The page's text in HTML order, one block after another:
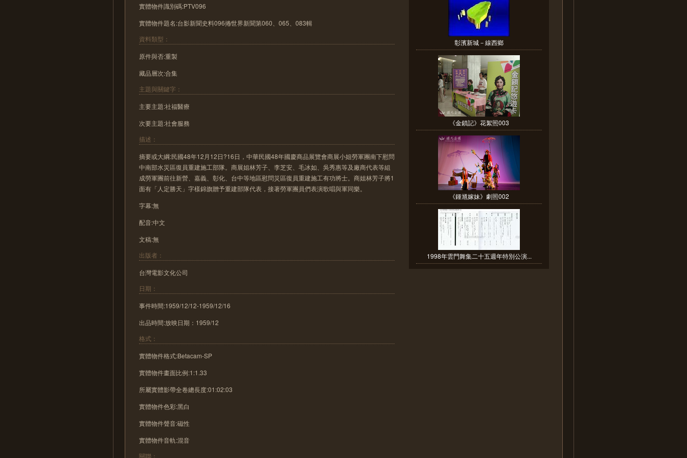
實體物件識別碼:PTV096
實體物件題名:台影新聞史料096捲∕世界新聞第060、065、083輯
資料類型：
原件與否:重製
藏品層次:合集
主題與關鍵字：
主要主題:社福醫療
次要主題:社會服務
描述：
摘要或大綱:民國48年12月12日?16日，中華民國48年國慶商品展覽會商展小姐勞軍團南下慰問
中南部水災區復員重建施工部隊。商展姐林芳子、李芝安、毛冰如、吳秀惠等及廠商代表等組
成勞軍團前往新營、嘉義、彰化、台中等地區慰問災區復員重建施工有功將士。商姐林芳子將1
面有「人定勝天」字樣錦旗贈予重建部隊代表，接著勞軍團員們表演歌唱與軍同樂。
字幕:無
配音:中文
文稿:無
出版者：
台灣電影文化公司
日期：
事件時間:1959/12/12-1959/12/16
出品時間:放映日期：1959/12
格式：
實體物件格式:Betacam-SP
實體物件畫面比例:1:1.33
所屬實體影帶全卷總長度:01:02:03
實體物件色彩:黑白
實體物件聲音:磁性
實體物件音軌:混音
關聯：
彰濱新城－線西鄉
《金鎖記》花絮照003
《鍾馗嫁妹》劇照002
1998年雲門舞集二十五週年特別公演...